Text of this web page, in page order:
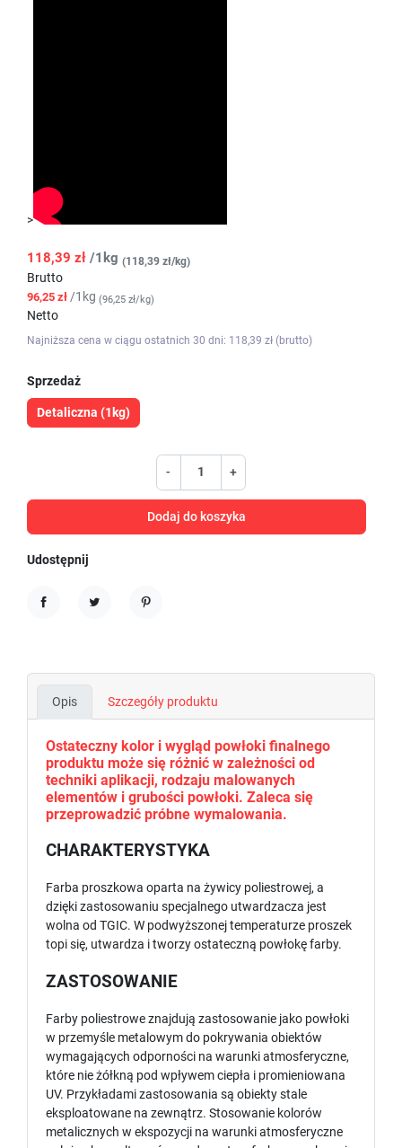
>
118,39 zł /1kg (118,39 zł/kg)
Brutto
96,25 zł /1kg (96,25 zł/kg)
Netto
Najniższa cena w ciągu ostatnich 30 dni: 118,39 zł (brutto)
Sprzedaż
Detaliczna (1kg)
- +
Dodaj do koszyka
Udostępnij
Opis Szczegóły produktu
Ostateczny kolor i wygląd powłoki finalnego
produktu może się różnić w zależności od
techniki aplikacji, rodzaju malowanych
elementów i grubości powłoki. Zaleca się
przeprowadzić próbne wymalowania.
CHARAKTERYSTYKA
Farba proszkowa oparta na żywicy poliestrowej, a
dzięki zastosowaniu specjalnego utwardzacza jest
wolna od TGIC. W podwyższonej temperaturze proszek
topi się, utwardza i tworzy ostateczną powłokę farby.
ZASTOSOWANIE
Farby poliestrowe znajdują zastosowanie jako powłoki
w przemyśle metalowym do pokrywania obiektów
wymagających odporności na warunki atmosferyczne,
które nie żółkną pod wpływem ciepła i promieniowana
UV. Przykładami zastosowania są obiekty stale
eksploatowane na zewnątrz. Stosowanie kolorów
metalicznych w ekspozycji na warunki atmosferyczne